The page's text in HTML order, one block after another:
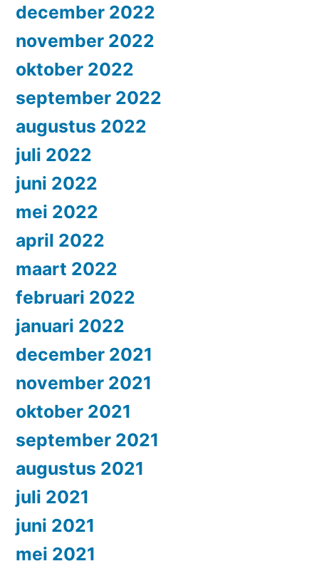
december 2022
november 2022
oktober 2022
september 2022
augustus 2022
juli 2022
juni 2022
mei 2022
april 2022
maart 2022
februari 2022
januari 2022
december 2021
november 2021
oktober 2021
september 2021
augustus 2021
juli 2021
juni 2021
mei 2021